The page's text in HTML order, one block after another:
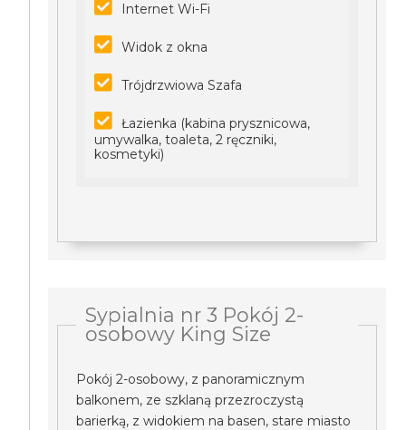
Internet Wi-Fi
Widok z okna
Trójdrzwiowa Szafa
Łazienka (kabina prysznicowa,
umywalka, toaleta, 2 ręczniki,
kosmetyki)
Sypialnia nr 3 Pokój 2-
osobowy King Size
Pokój 2-osobowy, z panoramicznym
balkonem, ze szklaną przezroczystą
barierką, z widokiem na basen, stare miasto